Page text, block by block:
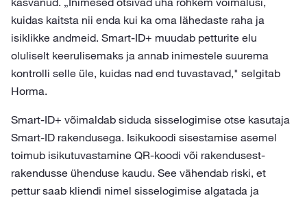
kuidas kaitsta nii enda kui ka oma lähedaste raha ja
isiklikke andmeid. Smart-ID+ muudab petturite elu
oluliselt keerulisemaks ja annab inimestele suurema
kontrolli selle üle, kuidas nad end tuvastavad," selgitab
Horma.
Smart-ID+ võimaldab siduda sisselogimise otse kasutaja
Smart-ID rakendusega. Isikukoodi sisestamise asemel
toimub isikutuvastamine QR-koodi või rakendusest-
rakendusse ühenduse kaudu. See vähendab riski, et
pettur saab kliendi nimel sisselogimise algatada ja